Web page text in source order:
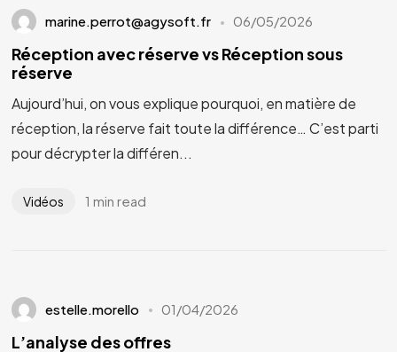
marine.perrot@agysoft.fr 06/05/2026
Réception avec réserve vs Réception sous
réserve
Aujourd’hui, on vous explique pourquoi, en matière de
réception, la réserve fait toute la différence… C’est parti
pour décrypter la différen...
Vidéos 1 min read
estelle.morello 01/04/2026
L’analyse des offres